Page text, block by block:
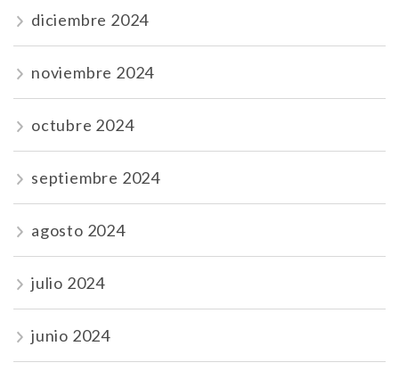
diciembre 2024
noviembre 2024
octubre 2024
septiembre 2024
agosto 2024
julio 2024
junio 2024